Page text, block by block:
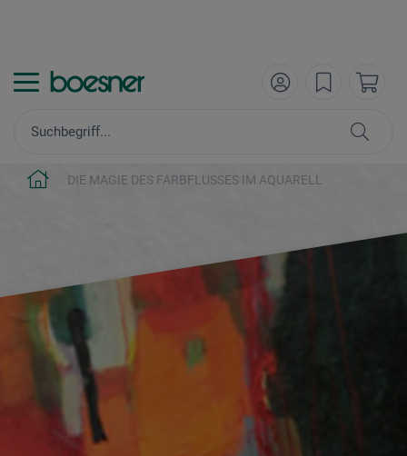
DIE MAGIE DES FARBFLUSSES IM AQUARELL